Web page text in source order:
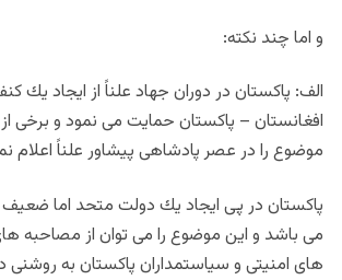
و اما چند نكته:
الف: پاكستان در دوران جهاد علناً از ايجاد يك
افغانستان – پاكستان حمايت مى نمود و برخى
موضوع را در عصر پادشاهى پيشاور علناً اعلام
پاكستان در پى ايجاد يك دولت متحد اما
مى باشد و اين موضوع را مى توان از مصاحبه
هاى امنيتى و سياستمداران پاكستان به روشنى